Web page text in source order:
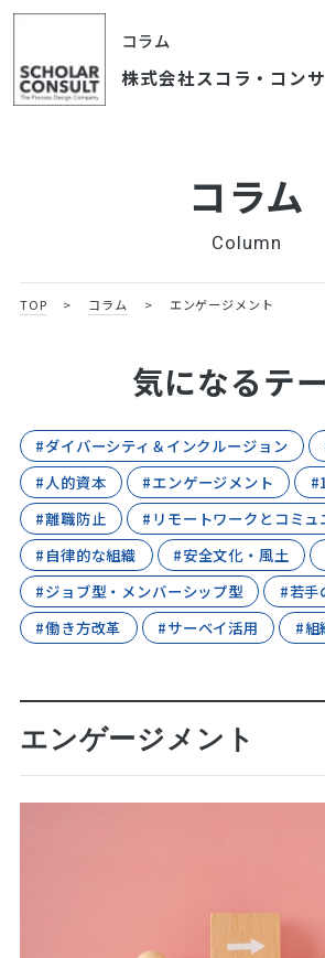
コラム
株式会社スコラ・コン
コラム
Column
TOP > コラム > エンゲージメント
気になるテ
#ダイバーシティ＆インクルージョン
#人的資本
#エンゲージメント
#離職防止
#リモートワークとコミュ
#自律的な組織
#安全文化・風土
#ジョブ型・メンバーシップ型
#若手
#働き方改革
#サーベイ活用 #組
エンゲージメント